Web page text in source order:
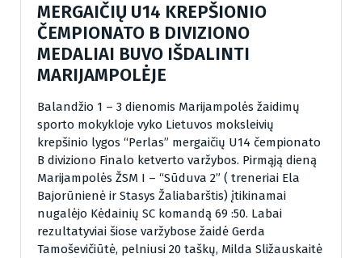
MERGAIČIŲ U14 KREPŠIONIO
ČEMPIONATO B DIVIZIONO
MEDALIAI BUVO IŠDALINTI
MARIJAMPOLĖJE
Balandžio 1 – 3 dienomis Marijampolės žaidimų
sporto mokykloje vyko Lietuvos moksleivių
krepšinio lygos “Perlas” mergaičių U14 čempionato
B diviziono Finalo ketverto varžybos. Pirmąją dieną
Marijampolės ŽSM I – “Sūduva 2” ( treneriai Ela
Bajorūnienė ir Stasys Žaliabarštis) įtikinamai
nugalėjo Kėdainių SC komandą 69 :50. Labai
rezultatyviai šiose varžybose žaidė Gerda
Tamoševičiūtė, pelniusi 20 taškų, Milda Sližauskaitė